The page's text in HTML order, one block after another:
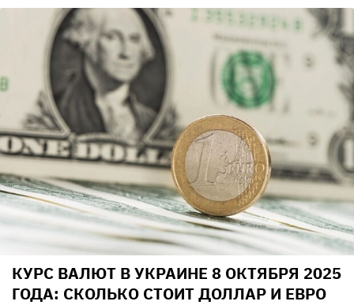
КУРС ВАЛЮТ В УКРАИНЕ 8 ОКТЯБРЯ 2025
ГОДА: СКОЛЬКО СТОИТ ДОЛЛАР И ЕВРО